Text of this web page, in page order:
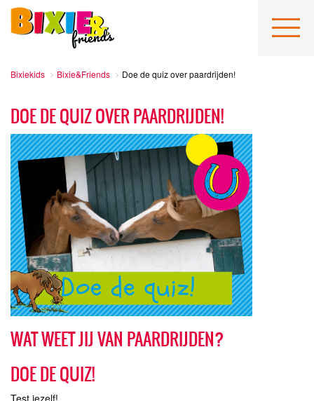
Bixiekids Bixie&Friends Doe de quiz over paardrijden!
DOE DE QUIZ OVER PAARDRIJDEN!
WAT WEET JIJ VAN PAARDRIJDEN?
DOE DE QUIZ!
Test jezelf!